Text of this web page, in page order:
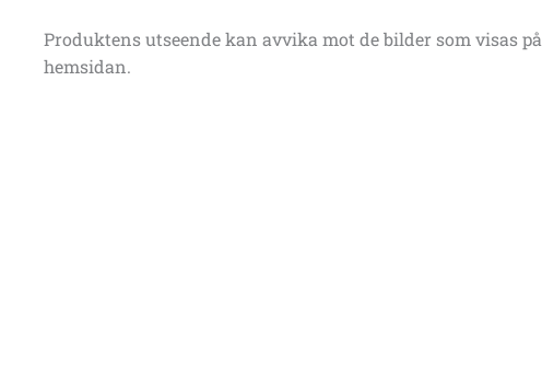
Produktens utseende kan avvika mot de bilder som visas på
hemsidan.